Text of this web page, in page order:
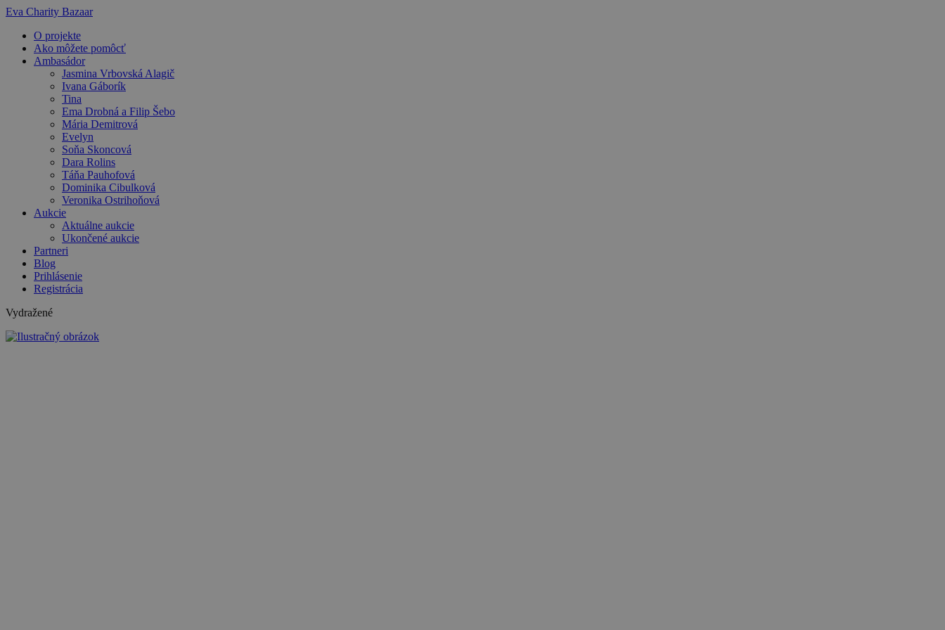
Preskočiť
obsah
Eva Charity Bazaar
O projekte
Ako môžete pomôcť
Ambasádor
Jasmina Vrbovská Alagič
Ivana Gáborík
Tina
Ema Drobná a Filip Šebo
Mária Demitrová
Evelyn
Soňa Skoncová
Dara Rolins
Táňa Pauhofová
Dominika Cibulková
Veronika Ostrihoňová
Aukcie
Aktuálne aukcie
Ukončené aukcie
Partneri
Blog
Prihlásenie
Registrácia
Vydražené